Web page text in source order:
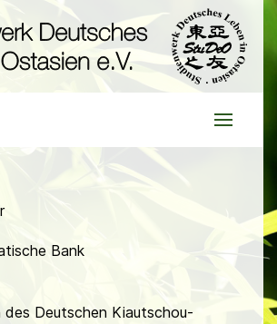
Bank
des Deutschen Kiautschou-